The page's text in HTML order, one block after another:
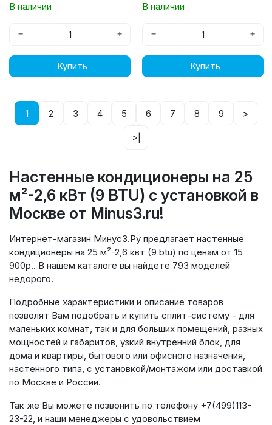
В наличии
− +
Купить
В наличии
− +
Купить
1 2 3 4 5 6 7 8 9 >
>|
Настенные кондиционеры на 25
м²-2,6 кВт (9 BTU) с установкой в
Москве от Minus3.ru!
Интернет-магазин Минус3.Ру предлагает настенные
кондиционеры на 25 м²-2,6 квт (9 btu) по ценам от 15
900р.. В нашем каталоге вы найдете 793 моделей
недорого.
Подробные характеристики и описание товаров
позволят Вам подобрать и купить сплит-систему - для
маленьких комнат, так и для больших помещений, разных
мощностей и габаритов, узкий внутренний блок, для
дома и квартиры, бытового или офисного назначения,
настенного типа, с установкой/монтажом или доставкой
по Москве и России.
Так же Вы можете позвонить по телефону +7(499)113-
23-22, и наши менеджеры с удовольствием